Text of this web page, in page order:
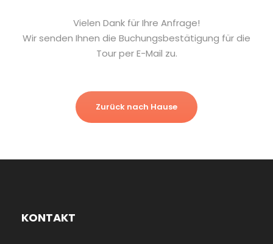
Vielen Dank für Ihre Anfrage!
Wir senden Ihnen die Buchungsbestätigung für die
Tour per E-Mail zu.
Zurück nach Hause
KONTAKT